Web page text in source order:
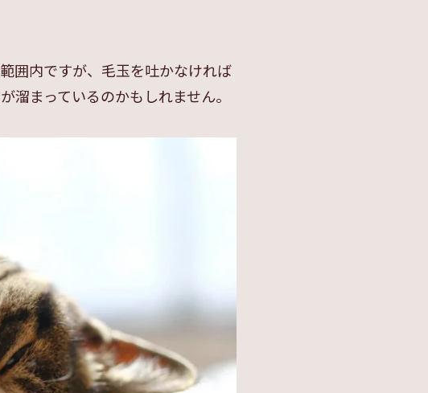
囲内ですが、毛玉を吐かなければ
まっているのかもしれません。